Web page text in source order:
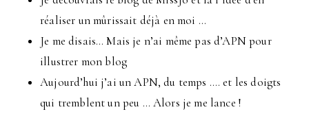
réaliser un mûrissait déjà en moi …
Je me disais… Mais je n’ai même pas d’APN pour
illustrer mon blog
Aujourd’hui j’ai un APN, du temps …. et les doigts
qui tremblent un peu … Alors je me lance !